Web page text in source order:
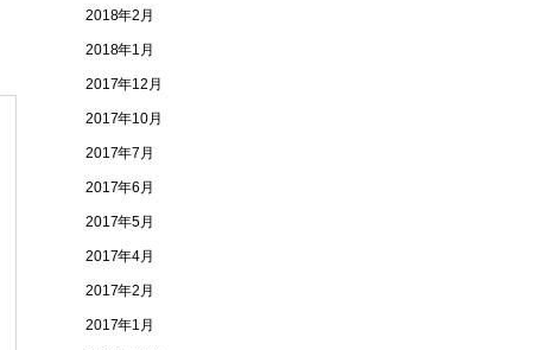
2018年2月
2018年1月
2017年12月
2017年10月
2017年7月
2017年6月
2017年5月
2017年4月
2017年2月
2017年1月